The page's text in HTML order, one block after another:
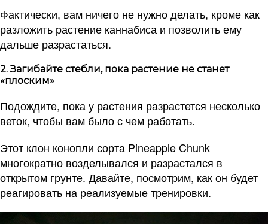
Фактически, вам ничего не нужно делать, кроме как
разложить растение каннабиса и позволить ему
дальше разрастаться.
2. Загибайте стебли, пока растение не станет
«плоским»
Подождите, пока у растения разрастется несколько
веток, чтобы вам было с чем работать.
Этот клон конопли сорта Pineapple Chunk
многократно возделывался и разрастался в
открытом грунте. Давайте, посмотрим, как он будет
реагировать на реализуемые тренировки.